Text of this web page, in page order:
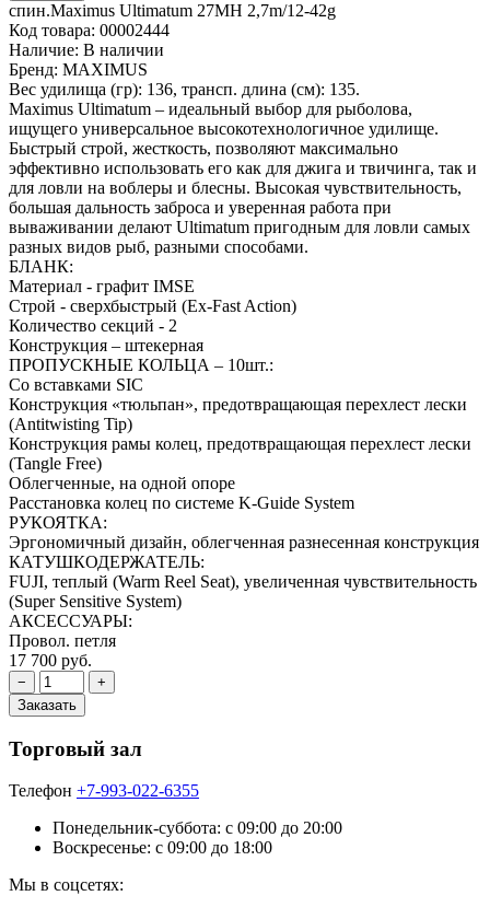
спин.Maximus Ultimatum 27MH 2,7m/12-42g
Код товара: 00002444
Наличие: В наличии
Бренд: MAXIMUS
Вес удилища (гр): 136, трансп. длина (см): 135.
Maximus Ultimatum – идеальный выбор для рыболова,
ищущего универсальное высокотехнологичное удилище.
Быстрый строй, жесткость, позволяют максимально
эффективно использовать его как для джига и твичинга, так и
для ловли на воблеры и блесны. Высокая чувствительность,
большая дальность заброса и уверенная работа при
вываживании делают Ultimatum пригодным для ловли самых
разных видов рыб, разными способами.
БЛАНК:
Материал - графит IMSE
Строй - сверхбыстрый (Ex-Fast Action)
Количество секций - 2
Конструкция – штекерная
ПРОПУСКНЫЕ КОЛЬЦА – 10шт.:
Со вставками SIC
Конструкция «тюльпан», предотвращающая перехлест лески
(Antitwisting Tip)
Конструкция рамы колец, предотвращающая перехлест лески
(Tangle Free)
Облегченные, на одной опоре
Расстановка колец по системе K-Guide System
РУКОЯТКА:
Эргономичный дизайн, облегченная разнесенная конструкция
КАТУШКОДЕРЖАТЕЛЬ:
FUJI, теплый (Warm Reel Seat), увеличенная чувствительность
(Super Sensitive System)
АКСЕССУАРЫ:
Провол. петля
17 700 руб.
Торговый зал
Телефон +7-993-022-6355
Понедельник-суббота: c 09:00 до 20:00
Воскресенье: с 09:00 до 18:00
Мы в соцсетях: